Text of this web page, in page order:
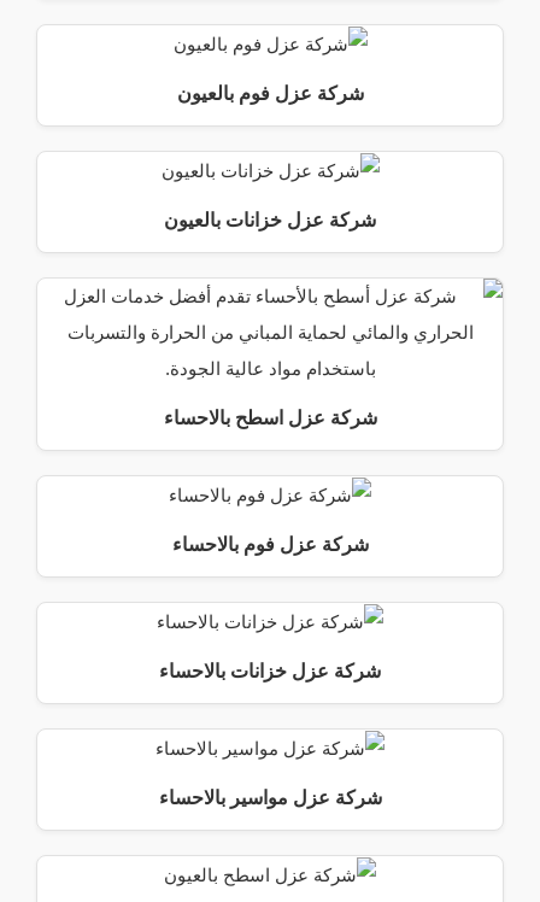
شركة عزل فوم بالعيون
شركة عزل خزانات بالعيون
شركة عزل اسطح بالاحساء
شركة عزل فوم بالاحساء
شركة عزل خزانات بالاحساء
شركة عزل مواسير بالاحساء